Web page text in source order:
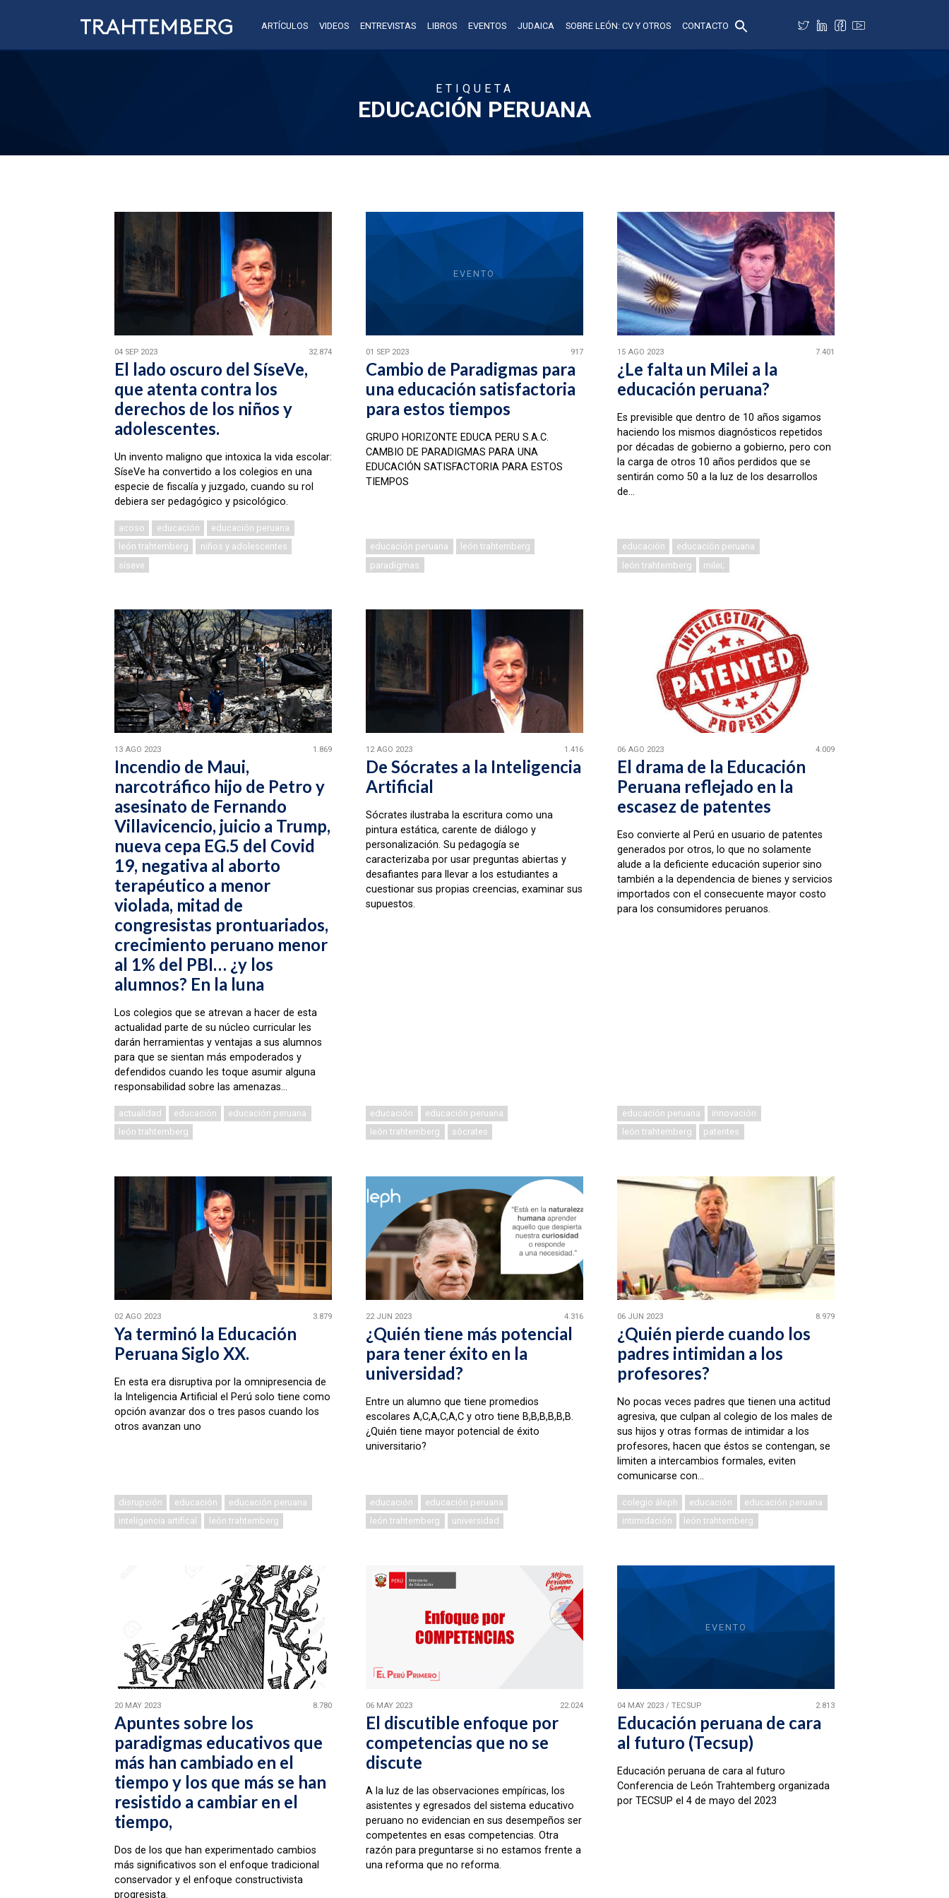
ARTÍCULOS VIDEOS ENTREVISTAS LIBROS EVENTOS JUDAICA SOBRE LEÓN: CV Y OTROS CONTACTO
ETIQUETA
EDUCACIÓN PERUANA
04 SEP 2023 32.874
El lado oscuro del SíseVe,
que atenta contra los
derechos de los niños y
adolescentes.
Un invento maligno que intoxica la vida escolar:
SíseVe ha convertido a los colegios en una
especie de fiscalía y juzgado, cuando su rol
debiera ser pedagógico y psicológico.
acoso educación
educación peruana
león trahtemberg
niños y adolescentes
síseve
EVENTO
01 SEP 2023 917
Cambio de Paradigmas para
una educación satisfactoria
para estos tiempos
GRUPO HORIZONTE EDUCA PERU S.A.C.
CAMBIO DE PARADIGMAS PARA UNA
EDUCACIÓN SATISFACTORIA PARA ESTOS
TIEMPOS
educación peruana
león trahtemberg
paradigmas
15 AGO 2023 7.401
¿Le falta un Milei a la
educación peruana?
Es previsible que dentro de 10 años sigamos
haciendo los mismos diagnósticos repetidos
por décadas de gobierno a gobierno, pero con
la carga de otros 10 años perdidos que se
sentirán como 50 a la luz de los desarrollos
de...
educación
educación peruana
león trahtemberg
milei;
13 AGO 2023 1.869
Incendio de Maui,
narcotráfico hijo de Petro y
asesinato de Fernando
Villavicencio, juicio a Trump,
nueva cepa EG.5 del Covid
19, negativa al aborto
terapéutico a menor
violada, mitad de
congresistas prontuariados,
crecimiento peruano menor
al 1% del PBI… ¿y los
alumnos? En la luna
Los colegios que se atrevan a hacer de esta
actualidad parte de su núcleo curricular les
darán herramientas y ventajas a sus alumnos
para que se sientan más empoderados y
defendidos cuando les toque asumir alguna
responsabilidad sobre las amenazas...
actualidad educación
educación peruana
león trahtemberg
12 AGO 2023 1.416
De Sócrates a la Inteligencia
Artificial
Sócrates ilustraba la escritura como una
pintura estática, carente de diálogo y
personalización. Su pedagogía se
caracterizaba por usar preguntas abiertas y
desafiantes para llevar a los estudiantes a
cuestionar sus propias creencias, examinar sus
supuestos.
educación
educación peruana
león trahtemberg
sócrates
06 AGO 2023 4.009
El drama de la Educación
Peruana reflejado en la
escasez de patentes
Eso convierte al Perú en usuario de patentes
generados por otros, lo que no solamente
alude a la deficiente educación superior sino
también a la dependencia de bienes y servicios
importados con el consecuente mayor costo
para los consumidores peruanos.
educación peruana
innovación
león trahtemberg
patentes
02 AGO 2023 3.879
Ya terminó la Educación
Peruana Siglo XX.
En esta era disruptiva por la omnipresencia de
la Inteligencia Artificial el Perú solo tiene como
opción avanzar dos o tres pasos cuando los
otros avanzan uno
disrupción educación
educación peruana
inteligencia artifical
león trahtemberg
22 JUN 2023 4.316
¿Quién tiene más potencial
para tener éxito en la
universidad?
Entre un alumno que tiene promedios
escolares A,C,A,C,A,C y otro tiene B,B,B,B,B,B.
¿Quién tiene mayor potencial de éxito
universitario?
educación
educación peruana
león trahtemberg
universidad
06 JUN 2023 8.979
¿Quién pierde cuando los
padres intimidan a los
profesores?
No pocas veces padres que tienen una actitud
agresiva, que culpan al colegio de los males de
sus hijos y otras formas de intimidar a los
profesores, hacen que éstos se contengan, se
limiten a intercambios formales, eviten
comunicarse con...
colegio áleph educación
educación peruana
intimidación
león trahtemberg
20 MAY 2023 8.780
Apuntes sobre los
paradigmas educativos que
más han cambiado en el
tiempo y los que más se han
resistido a cambiar en el
tiempo,
Dos de los que han experimentado cambios
más significativos son el enfoque tradicional
conservador y el enfoque constructivista
progresista.
06 MAY 2023 22.024
El discutible enfoque por
competencias que no se
discute
A la luz de las observaciones empíricas, los
asistentes y egresados del sistema educativo
peruano no evidencian en sus desempeños ser
competentes en esas competencias. Otra
razón para preguntarse si no estamos frente a
una reforma que no reforma.
EVENTO
04 MAY 2023 /TECSUP 2.813
Educación peruana de cara
al futuro (Tecsup)
Educación peruana de cara al futuro
Conferencia de León Trahtemberg organizada
por TECSUP el 4 de mayo del 2023